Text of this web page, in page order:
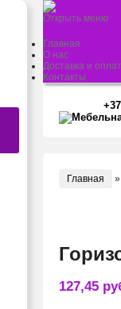
Открыть меню
Главная
О нас
Доставка и
Контакты
Главная »
127,45